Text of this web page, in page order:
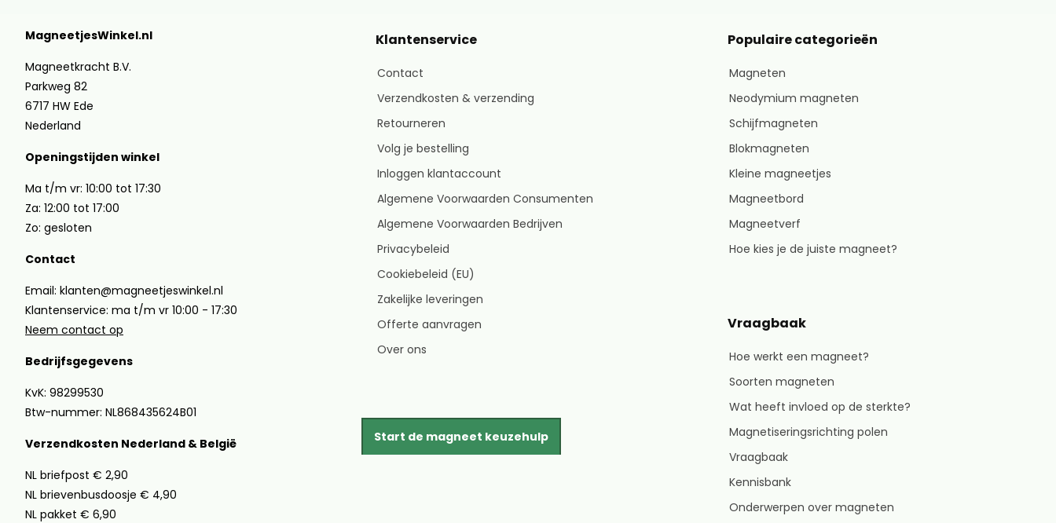
MagneetjesWinkel.nl
Magneetkracht B.V.
Parkweg 82
6717 HW Ede
Nederland
Openingstijden winkel
Ma t/m vr: 10:00 tot 17:30
Za: 12:00 tot 17:00
Zo: gesloten
Contact
Email: klanten@magneetjeswinkel.nl
Klantenservice: ma t/m vr 10:00 - 17:30
Neem contact op
Bedrijfsgegevens
KvK: 98299530
Btw-nummer: NL868435624B01
Verzendkosten Nederland & België
NL briefpost € 2,90
NL brievenbusdoosje € 4,90
NL pakket € 6,90
Klantenservice
Contact
Verzendkosten & verzending
Retourneren
Volg je bestelling
Inloggen klantaccount
Algemene Voorwaarden Consumenten
Algemene Voorwaarden Bedrijven
Privacybeleid
Cookiebeleid (EU)
Zakelijke leveringen
Offerte aanvragen
Over ons
Start de magneet keuzehulp
Populaire categorieën
Magneten
Neodymium magneten
Schijfmagneten
Blokmagneten
Kleine magneetjes
Magneetbord
Magneetverf
Hoe kies je de juiste magneet?
Vraagbaak
Hoe werkt een magneet?
Soorten magneten
Wat heeft invloed op de sterkte?
Magnetiseringsrichting polen
Vraagbaak
Kennisbank
Onderwerpen over magneten